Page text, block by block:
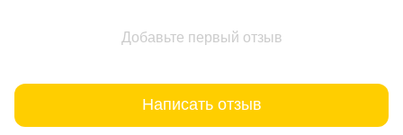
Добавьте первый отзыв
Написать отзыв